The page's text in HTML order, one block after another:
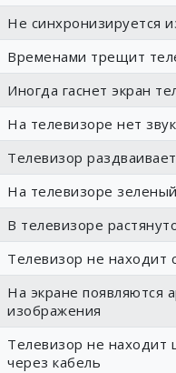
Не синхронизируется
Временами трещит
Иногда гаснет экран
На телевизоре нет
Телевизор
На телевизоре
В телевизоре
Телевизор не находит
На экране появляются
изображения
Телевизор не находит
через кабель